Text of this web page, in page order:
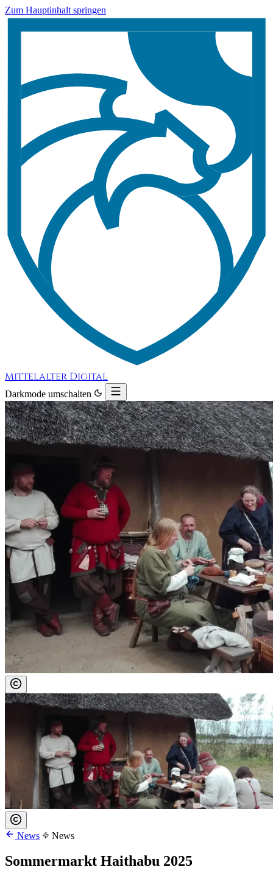
Zum Hauptinhalt springen
Mittelalter Digital
Darkmode umschalten
News News
Sommermarkt Haithabu 2025